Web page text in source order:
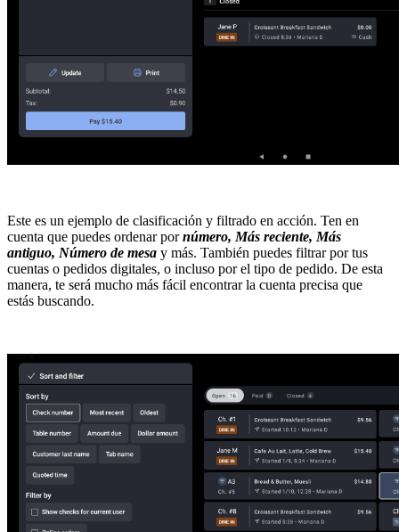
Este es un ejemplo de clasificación y filtrado en acción. Ten en
cuenta que puedes ordenar pornúmero, Más reciente, Más
antiguo, Número de mesa y más. También puedes filtrar por tus
cuentas o pedidos digitales, o incluso por el tipo de pedido. De esta
manera, te será mucho más fácil encontrar la cuenta precisa que
estás buscando.